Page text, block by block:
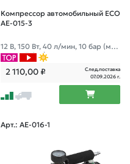
Компрессор автомобильный ECO
AE-015-3
12 В, 150 Вт, 40 л/мин, 10 бар (ман
ометр 7 бар), сумка
2 110,00₽
След.поставка
07.09.2026 г.
Арт.: AE-016-1